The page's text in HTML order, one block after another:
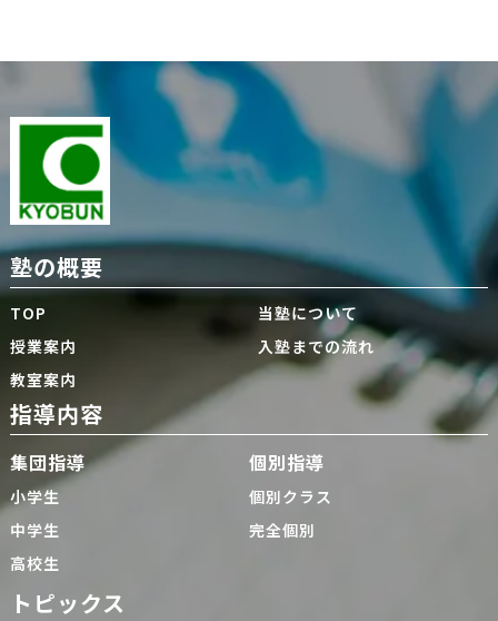
塾の概要
TOP
授業案内
教室案内
当塾について
入塾までの流れ
指導内容
集団指導
小学生
中学生
高校生
個別指導
個別クラス
完全個別
トピックス